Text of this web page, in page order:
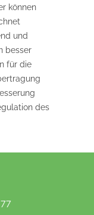
können
und
besser
für die
des